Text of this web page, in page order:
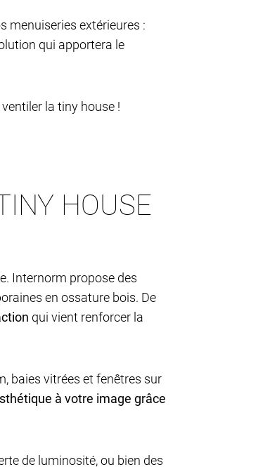
menuiseries extérieures :
qui apportera le
la tiny house !
HOUSE
Internorm propose des
en ossature bois. De
qui vient renforcer la
baies vitrées et fenêtres sur
à votre image grâce
de luminosité, ou bien des